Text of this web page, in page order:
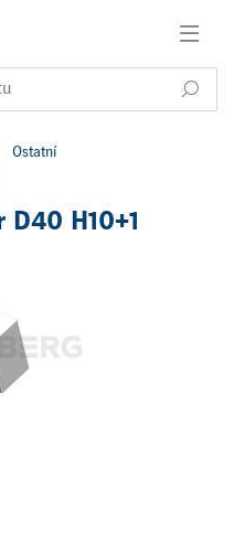
Ostatní
H10+1